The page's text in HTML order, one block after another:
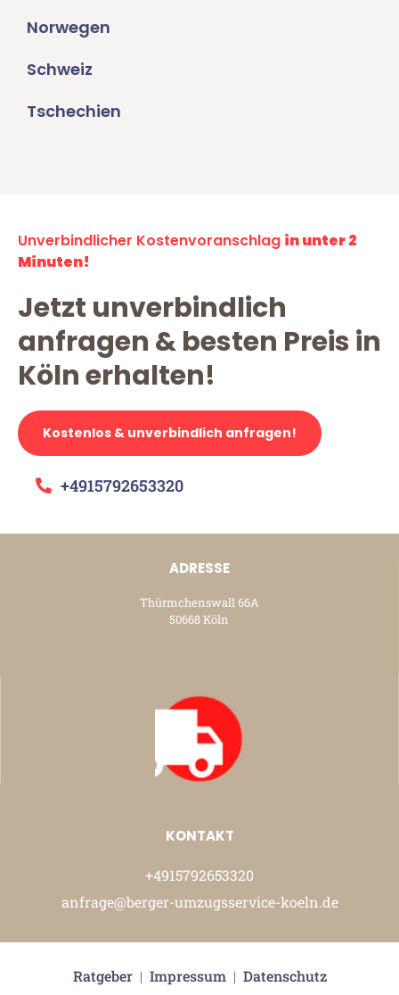
Norwegen
Schweiz
Tschechien
Unverbindlicher Kostenvoranschlag in unter 2
Minuten!
Jetzt unverbindlich
anfragen & besten Preis in
Köln erhalten!
Kostenlos & unverbindlich anfragen!
+4915792653320
ADRESSE
Thürmchenswall 66A
50668 Köln
KONTAKT
+4915792653320
anfrage@berger-umzugsservice-koeln.de
Ratgeber| Impressum| Datenschutz